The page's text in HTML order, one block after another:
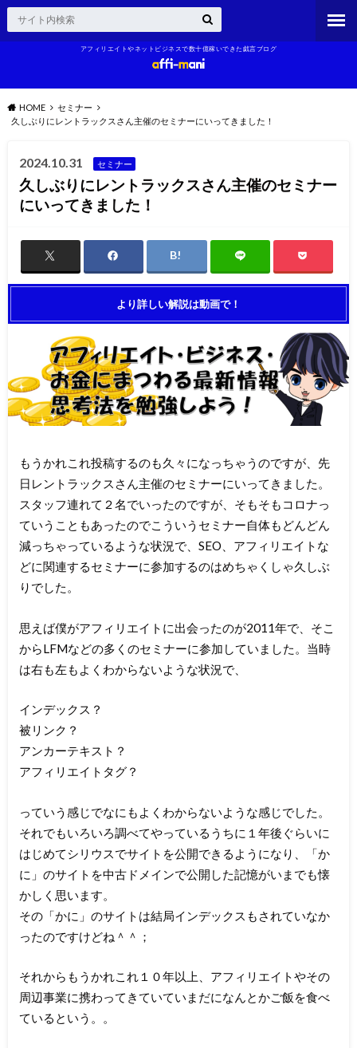
アフィリエイトやネットビジネスで数十億稼いできた戯言ブログ
HOME
セミナー
久しぶりにレントラックスさん主催のセミナーにいってきました！
2024.10.31 セミナー
久しぶりにレントラックスさん主催のセミナー
にいってきました！
より詳しい解説は動画で！
もうかれこれ投稿するのも久々になっちゃうのですが、先
日レントラックスさん主催のセミナーにいってきました。
スタッフ連れて２名でいったのですが、そもそもコロナっ
ていうこともあったのでこういうセミナー自体もどんどん
減っちゃっているような状況で、SEO、アフィリエイトな
どに関連するセミナーに参加するのはめちゃくしゃ久しぶ
りでした。
思えば僕がアフィリエイトに出会ったのが2011年で、そこ
からLFMなどの多くのセミナーに参加していました。当時
は右も左もよくわからないような状況で、
インデックス？
被リンク？
アンカーテキスト？
アフィリエイトタグ？
っていう感じでなにもよくわからないような感じでした。
それでもいろいろ調べてやっているうちに１年後ぐらいに
はじめてシリウスでサイトを公開できるようになり、「か
に」のサイトを中古ドメインで公開した記憶がいまでも懐
かしく思います。
その「かに」のサイトは結局インデックスもされていなか
ったのですけどね＾＾；
それからもうかれこれ１０年以上、アフィリエイトやその
周辺事業に携わってきていていまだになんとかご飯を食べ
ているという。。